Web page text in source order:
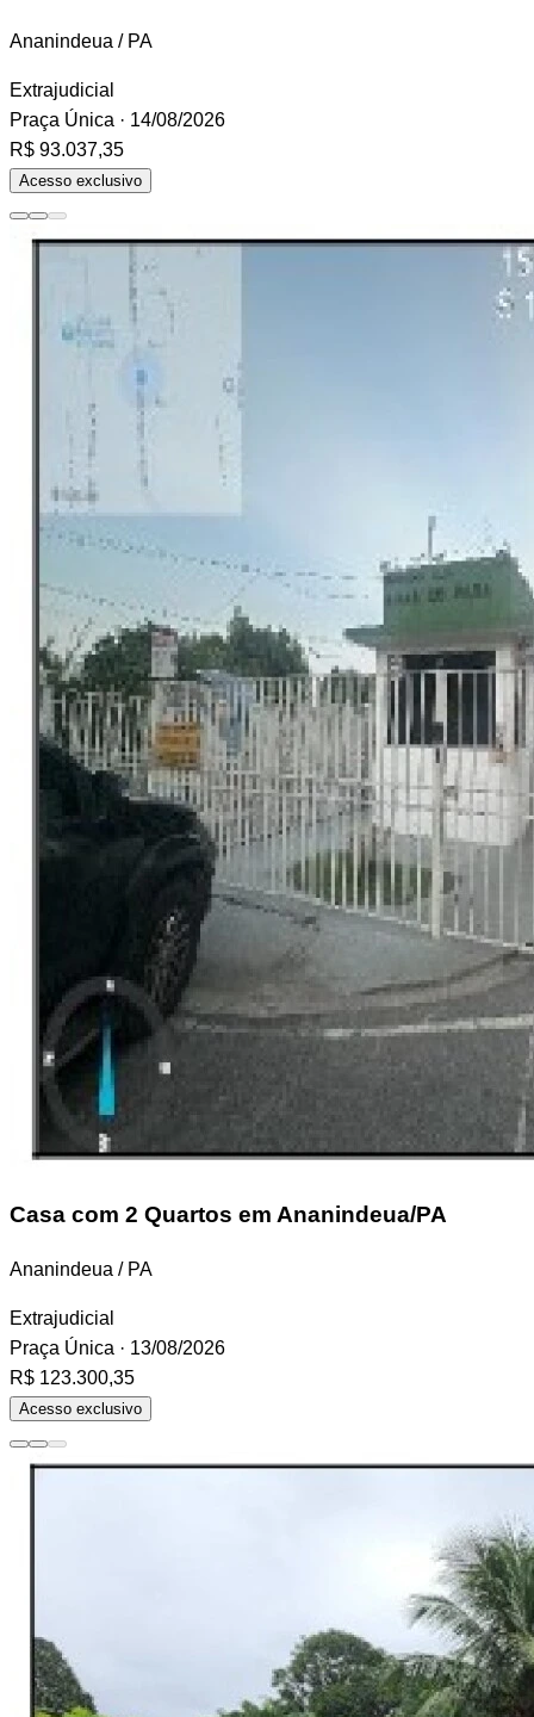
Ananindeua / PA
Extrajudicial
Praça Única · 14/08/2026
R$ 93.037,35
Acesso exclusivo
Casa com 2 Quartos em Ananindeua/PA
Ananindeua / PA
Extrajudicial
Praça Única · 13/08/2026
R$ 123.300,35
Acesso exclusivo